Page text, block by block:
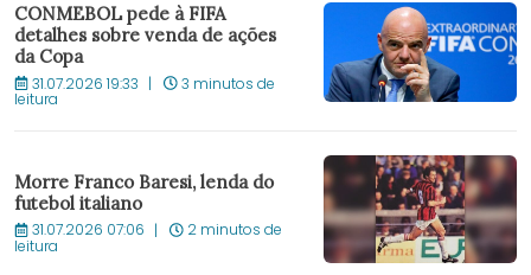
CONMEBOL pede à FIFA
detalhes sobre venda de ações
da Copa
31.07.2026 19:33 3 minutos de
leitura
Morre Franco Baresi, lenda do
futebol italiano
31.07.2026 07:06 2 minutos de
leitura